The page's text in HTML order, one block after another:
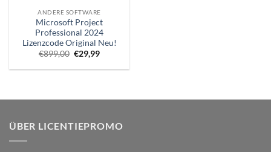
ANDERE SOFTWARE
Microsoft Project
Professional 2024
Lizenzcode Original Neu!
€899,00 Ursprünglicher
Preis
war:
€29,99Aktueller
ist:
ÜBER LICENTIEPROMO